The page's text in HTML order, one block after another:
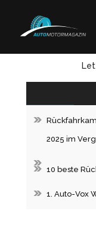
2025 im
10 beste
1. Auto-Vox